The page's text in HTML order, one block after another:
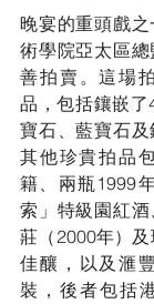
晚宴的重頭戲
術學院亞太區
善拍賣。這場
品，包括鑲嵌
寶石、藍寶石及
其他珍貴拍品
籍、兩瓶1999
索」特級園紅
莊（2000年）
佳釀，以及滙
裝，後者包括